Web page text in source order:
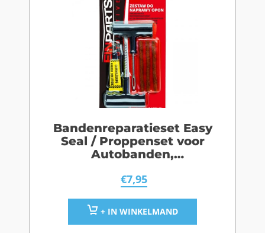
Bandenreparatieset Easy
Seal / Proppenset voor
Autobanden,
Motorbanden
€7,95
+ IN WINKELMAND